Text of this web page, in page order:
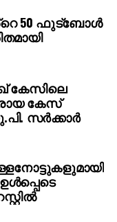
93,160 രൂപ
ഇടിവ്
91,720 രൂപ
നിലനിന്നത്.
50 ഫുട്ബോൾ
കേസിലെ
കേസ്
സര്‍ക്കാര്‍